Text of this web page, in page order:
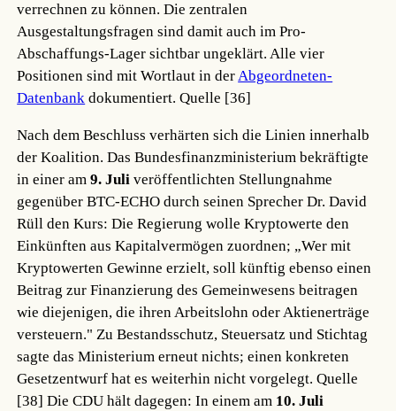
verrechnen zu können. Die zentralen
Ausgestaltungsfragen sind damit auch im Pro-
Abschaffungs-Lager sichtbar ungeklärt. Alle vier
Positionen sind mit Wortlaut in derAbgeordneten-
Datenbank dokumentiert.Quelle [36]
Nach dem Beschluss verhärten sich die Linien innerhalb
der Koalition. Das Bundesfinanzministerium bekräftigte
in einer am9. Juli veröffentlichten Stellungnahme
gegenüber BTC-ECHO durch seinen Sprecher Dr. David
Rüll den Kurs: Die Regierung wolle Kryptowerte den
Einkünften aus Kapitalvermögen zuordnen; „Wer mit
Kryptowerten Gewinne erzielt, soll künftig ebenso einen
Beitrag zur Finanzierung des Gemeinwesens beitragen
wie diejenigen, die ihren Arbeitslohn oder Aktienerträge
versteuern." Zu Bestandsschutz, Steuersatz und Stichtag
sagte das Ministerium erneut nichts; einen konkreten
Gesetzentwurf hat es weiterhin nicht vorgelegt.Quelle
[38] Die CDU hält dagegen: In einem am 10. Juli